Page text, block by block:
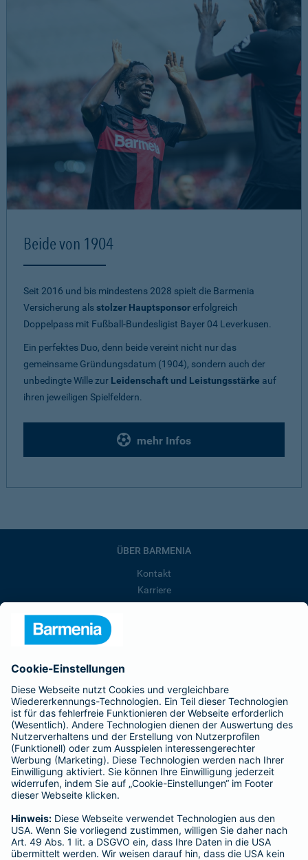
Beide von 1904
Seit 2016 und bis mindestens 2028 spielt die Barmenia
Versicherung alsstolzer Hauptsponsorerfolgreich
Doppelpass mit Fußball-Bundesligist Bayer 04 Leverkusen.
Ein perfektes Duo, denn beide vereint nicht nur das
gemeinsame Gründungsdatum (1904), sondern auch der
unbedingte Wille zur Leidenschaft und Leistungsstärke auf
ihren jeweiligen Spielfeldern.
mehr Infos
ÜBER BARMENIA
Kontakt
Karriere
Barmenia ist Teil der BarmeniaGothaer
BELIEBTE SEITEN
Kranken-Zusatzversicherung
Tierversicherungen
Haftpflichtversicherung
Hausratversicherung
Adresse ändern
Schaden melden